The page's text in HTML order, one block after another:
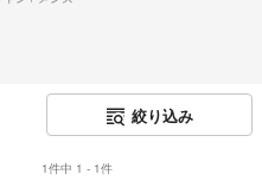
絞り込み
1件中 1 - 1件